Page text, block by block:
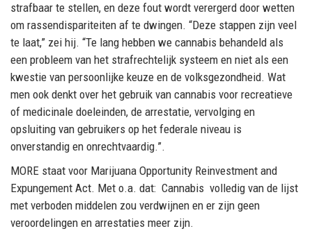
strafbaar te stellen, en deze fout wordt verergerd door wetten
om rassendispariteiten af ​​te dwingen. “Deze stappen zijn veel
te laat,” zei hij. “Te lang hebben we cannabis behandeld als
een probleem van het strafrechtelijk systeem en niet als een
kwestie van persoonlijke keuze en de volksgezondheid. Wat
men ook denkt over het gebruik van cannabis voor recreatieve
of medicinale doeleinden, de arrestatie, vervolging en
opsluiting van gebruikers op het federale niveau is
onverstandig en onrechtvaardig.”.
MORE staat voor Marijuana Opportunity Reinvestment and
Expungement Act. Met o.a. dat: Cannabis volledig van de lijst
met verboden middelen zou verdwijnen en er zijn geen
veroordelingen en arrestaties meer zijn.